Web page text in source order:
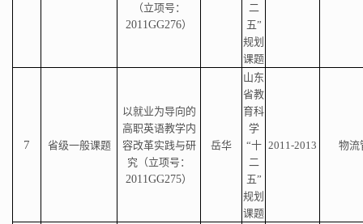
（立项号：
2011GG276）
二
五”
规划
课题
7 省级一般课题
以就业为导向的
高职英语教学内
容改革实践与研
究（立项号：
2011GG275）
岳华
山东
省教
育科
学
“十
二
五”
规划
课题
2011-2013 物流